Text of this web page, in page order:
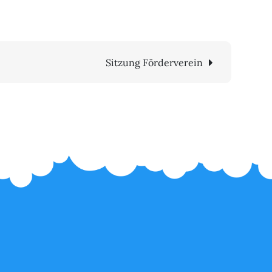
Sitzung Förderverein